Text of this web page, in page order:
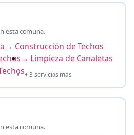
esta comuna.
→ Construcción de Techos
→ Limpieza de Canaletas
+ 3 servicios más
esta comuna.